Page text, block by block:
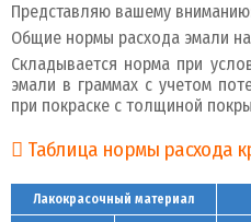
Представляю вашему
Общие нормы расхода эмали на
Складывается норма при
эмали в граммах с учетом
при покраске с толщиной
Таблица нормы расхода
Лакокрасочный материал